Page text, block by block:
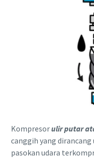
Kompresorulir putar
canggih yang
pasokan udara